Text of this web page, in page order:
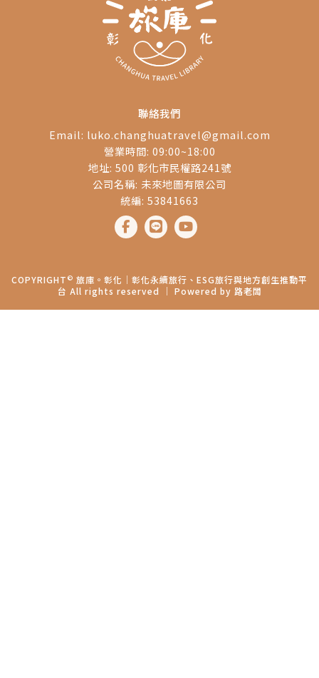
聯絡我們
Email: luko.changhuatravel@gmail.com
營業時間: 09:00~18:00
地址: 500 彰化市民權路241號
公司名稱: 未來地圖有限公司
統編: 53841663
COPYRIGHT © 旅庫。彰化│彰化永續旅行、ESG旅行與地方創生推動平
台 All rights reserved ｜ Powered by 路老闆